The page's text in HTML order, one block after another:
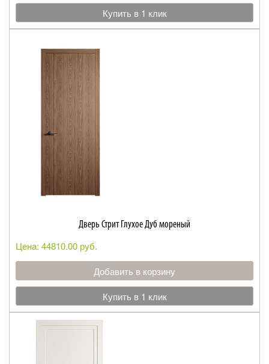
Купить в 1 клик
Дверь Стрит Глухое Дуб мореный
Цена: 44810.00 руб.
Добавить в корзину
Купить в 1 клик